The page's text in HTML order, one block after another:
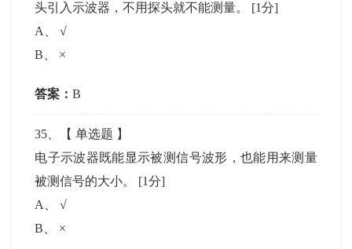
头引入示波器，不用探头就不能测量。 [1分]
A
、√
B
×
答案：B
35 、【单选题 】
电子示波器既能显示被测信号波形，也能用来测量
被测信号的大小。 [1分]
A
、√
B
×